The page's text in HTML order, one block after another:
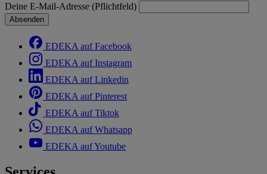
Deine E-Mail-Adresse (Pflichtfeld)
Absenden
EDEKA auf Facebook
EDEKA auf Instagram
EDEKA auf Linkedin
EDEKA auf Pinterest
EDEKA auf Tiktok
EDEKA auf Whatsapp
EDEKA auf Youtube